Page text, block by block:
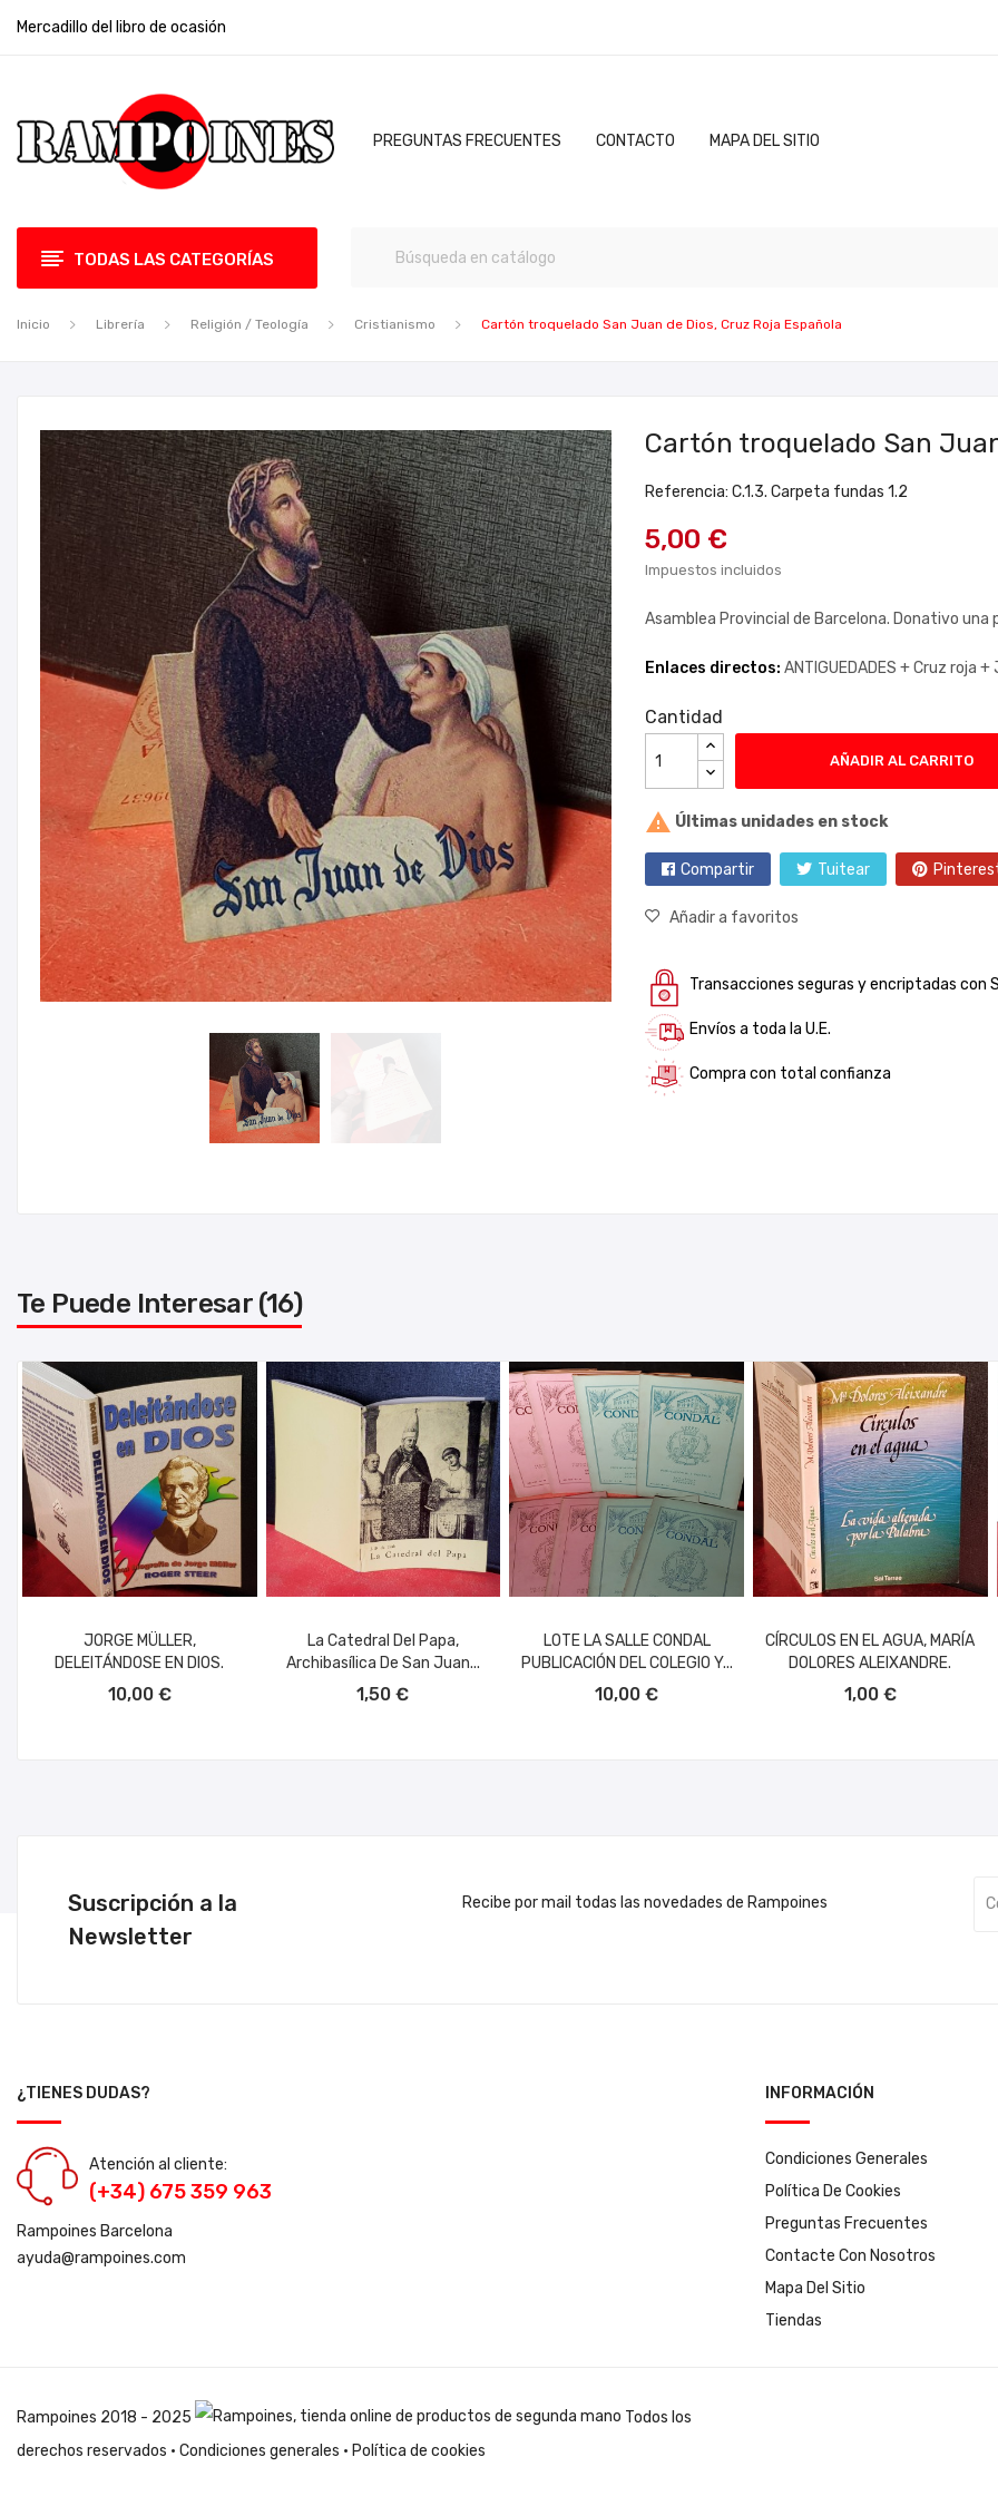
Mercadillo del libro de ocasión
PREGUNTAS FRECUENTES CONTACTO MAPA DEL SITIO
TODAS LAS CATEGORÍAS
Inicio Librería Religión / Teología Cristianismo Cartón troquelado San Juan de Dios, Cruz Roja Española
Cartón troquelado San
Referencia: C.1.3. Carpeta fundas 1.2
5,00 €
Impuestos incluidos
Asamblea Provincial de Barcelona. Donativo
Enlaces directos: ANTIGUEDADES +Cruz roja +
Cantidad
AÑADIR AL CARRITO
 Últimas unidades en stock
Compartir Tuitear
Añadir a favoritos
Transacciones seguras y encriptadas con
Envíos a toda la U.E.
Compra con total confianza
Te Puede Interesar (16)
JORGE MÜLLER,
DELEITÁNDOSE EN DIOS.
10,00 €
La Catedral Del Papa,
Archibasílica De San Juan...
1,50 €
LOTE LA SALLE CONDAL
PUBLICACIÓN DEL COLEGIO Y...
10,00 €
CÍRCULOS EN EL AGUA, MARÍA
DOLORES ALEIXANDRE.
1,00 €
Suscripción a la
Newsletter
Recibe por mail todas las novedades de Rampoines
¿TIENES DUDAS?
Atención al cliente:
(+34) 675 359 963
Rampoines Barcelona
ayuda@rampoines.com
INFORMACIÓN
Condiciones Generales
Política De Cookies
Preguntas Frecuentes
Contacte Con Nosotros
Mapa Del Sitio
Tiendas
Rampoines 2018 - 2025
Todos los
derechos reservados · Condiciones generales · Política de cookies